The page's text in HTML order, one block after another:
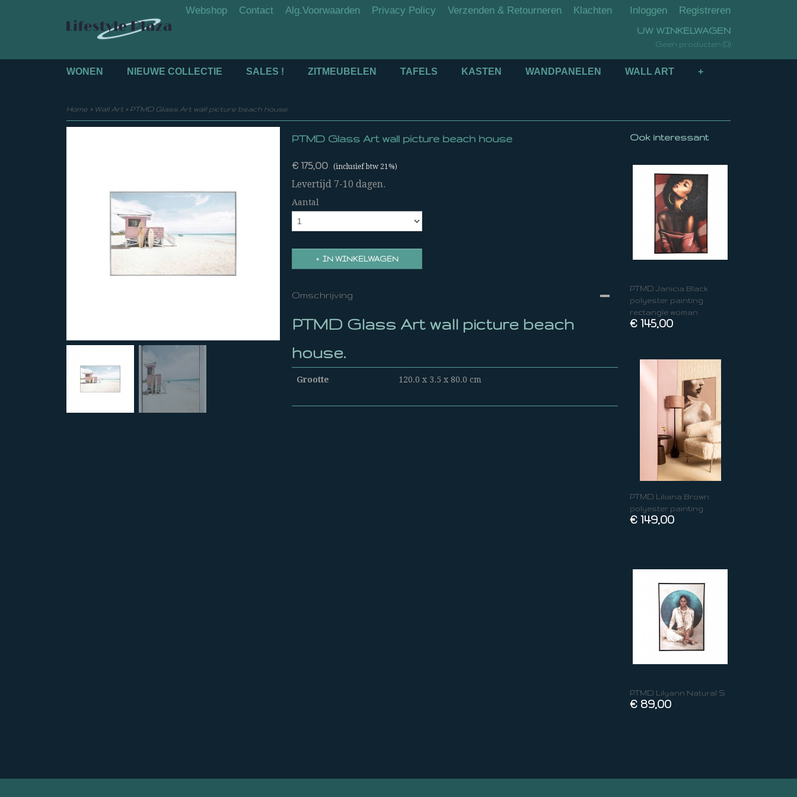
Webshop Contact Alg.Voorwaarden Privacy Policy Verzenden & Retourneren Klachten Inloggen Registreren
UW WINKELWAGEN
Geen producten (0)
WONEN NIEUWE COLLECTIE SALES ! ZITMEUBELEN TAFELS KASTEN WANDPANELEN WALL ART +
Home > Wall Art > PTMD Glass Art wall picture beach house
PTMD Glass Art wall picture beach house
€ 175,00 (inclusief btw 21%)
Levertijd 7-10 dagen.
Aantal
IN WINKELWAGEN
Omschrijving
PTMD Glass Art wall picture beach
house.
Grootte 120.0 x 3.5 x 80.0 cm
Ook interessant
PTMD Janicia Black
polyester painting
rectangle woman
€ 145,00
PTMD Liliana Brown
polyester painting
€ 149,00
PTMD Lilyann Natural S
€ 89,00